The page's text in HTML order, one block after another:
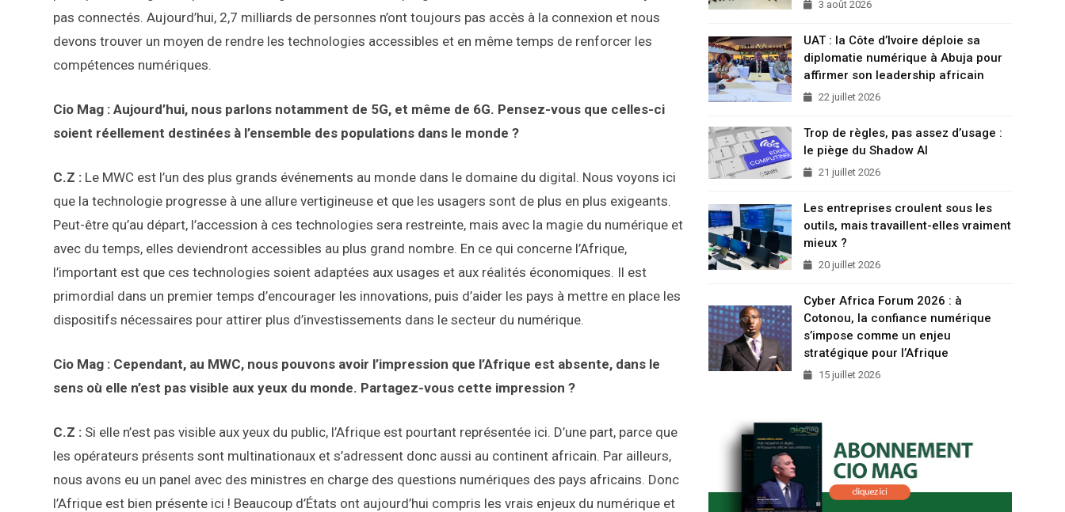
pas connectés. Aujourd’hui, 2,7 milliards de personnes n’ont toujours pas accès à la connexion et nous
devons trouver un moyen de rendre les technologies accessibles et en même temps de renforcer les
compétences numériques.
Cio Mag : Aujourd’hui, nous parlons notamment de 5G, et même de 6G. Pensez-vous que celles-ci
soient réellement destinées à l’ensemble des populations dans le monde ?
C.Z : Le MWC est l’un des plus grands événements au monde dans le domaine du digital. Nous voyons ici
que la technologie progresse à une allure vertigineuse et que les usagers sont de plus en plus exigeants.
Peut-être qu’au départ, l’accession à ces technologies sera restreinte, mais avec la magie du numérique et
avec du temps, elles deviendront accessibles au plus grand nombre. En ce qui concerne l’Afrique,
l’important est que ces technologies soient adaptées aux usages et aux réalités économiques. Il est
primordial dans un premier temps d’encourager les innovations, puis d’aider les pays à mettre en place les
dispositifs nécessaires pour attirer plus d’investissements dans le secteur du numérique.
Cio Mag : Cependant, au MWC, nous pouvons avoir l’impression que l’Afrique est absente, dans le
sens où elle n’est pas visible aux yeux du monde. Partagez-vous cette impression ?
C.Z : Si elle n’est pas visible aux yeux du public, l’Afrique est pourtant représentée ici. D’une part, parce que
les opérateurs présents sont multinationaux et s’adressent donc aussi au continent africain. Par ailleurs,
nous avons eu un panel avec des ministres en charge des questions numériques des pays africains. Donc
l’Afrique est bien présente ici ! Beaucoup d’États ont aujourd’hui compris les vrais enjeux du numérique et
3 août 2026
UAT : la Côte d’Ivoire déploie sa
diplomatie numérique à Abuja pour
affirmer son leadership africain
22 juillet 2026
Trop de règles, pas assez d’usage :
le piège du Shadow AI
21 juillet 2026
Les entreprises croulent sous les
outils, mais travaillent-elles vraiment
mieux ?
20 juillet 2026
Cyber Africa Forum 2026 : à
Cotonou, la confiance numérique
s’impose comme un enjeu
stratégique pour l’Afrique
15 juillet 2026